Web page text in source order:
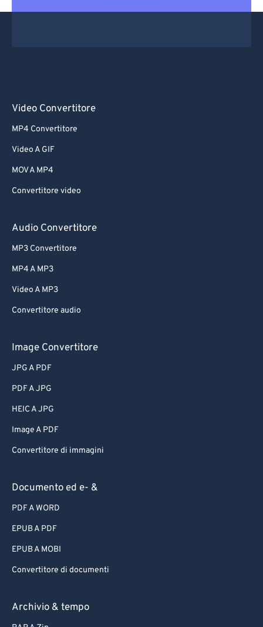
Video Convertitore
MP4 Convertitore
Video A GIF
MOV A MP4
Convertitore video
Audio Convertitore
MP3 Convertitore
MP4 A MP3
Video A MP3
Convertitore audio
Image Convertitore
JPG A PDF
PDF A JPG
HEIC A JPG
Image A PDF
Convertitore di immagini
Documento ed e- &
PDF A WORD
EPUB A PDF
EPUB A MOBI
Convertitore di documenti
Archivio & tempo